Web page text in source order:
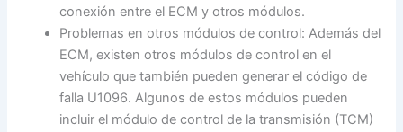
conexión entre el ECM y otros módulos.
Problemas en otros módulos de control: Además del
ECM, existen otros módulos de control en el
vehículo que también pueden generar el código de
falla U1096. Algunos de estos módulos pueden
incluir el módulo de control de la transmisión (TCM)